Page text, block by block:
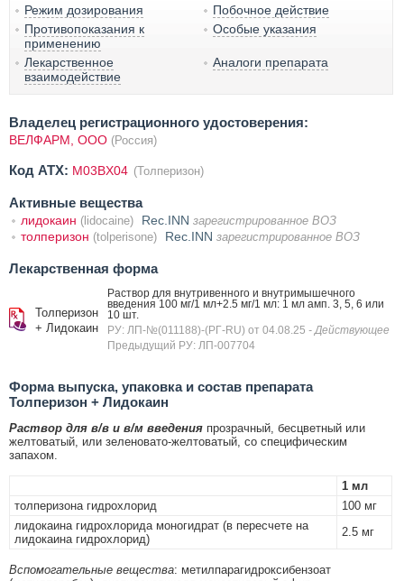
Режим дозирования
Побочное действие
Противопоказания к
применению
Особые указания
Лекарственное
взаимодействие
Аналоги препарата
Владелец регистрационного удостоверения:
ВЕЛФАРМ, ООО (Россия)
Код ATX: M03BX04 (Толперизон)
Активные вещества
лидокаин (lidocaine) Rec.INN зарегистрированное ВОЗ
толперизон (tolperisone) Rec.INN зарегистрированное ВОЗ
Лекарственная форма
Толперизон
+ Лидокаин
Раствор для внутривенного и внутримышечного
введения 100 мг/1 мл+2.5 мг/1 мл: 1 мл амп. 3, 5, 6 или
10 шт.
РУ: ЛП-№(011188)-(РГ-RU) от 04.08.25 - Действующее
Предыдущий РУ: ЛП-007704
Форма выпуска, упаковка и состав препарата
Толперизон + Лидокаин
Раствор для в/в и в/м введения прозрачный, бесцветный или
желтоватый, или зеленовато-желтоватый, со специфическим
запахом.
1 мл
толперизона гидрохлорид
100 мг
лидокаина гидрохлорида моногидрат (в пересчете на
лидокаина гидрохлорид)
2.5 мг
Вспомогательные вещества: метилпарагидроксибензоат